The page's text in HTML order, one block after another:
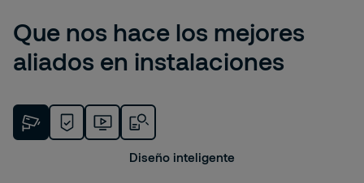
Que nos hace los mejores
aliados en instalaciones
Diseño inteligente